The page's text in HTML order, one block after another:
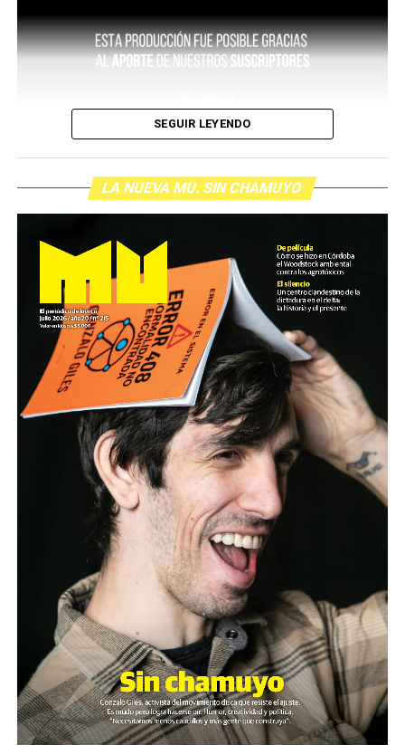
SEGUIR LEYENDO
LA NUEVA MU. SIN CHAMUYO